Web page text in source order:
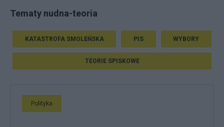
Tematy nudna-teoria
KATASTROFA SMOLEŃSKA PIS WYBORY
TEORIE SPISKOWE
Polityka